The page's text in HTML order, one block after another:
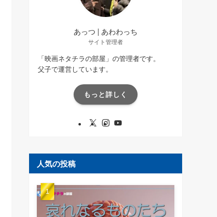
あっつ | あわわっち
サイト管理者
「映画ネタチラの部屋」の管理者です。
父子で運営しています。
もっと詳しく
人気の投稿